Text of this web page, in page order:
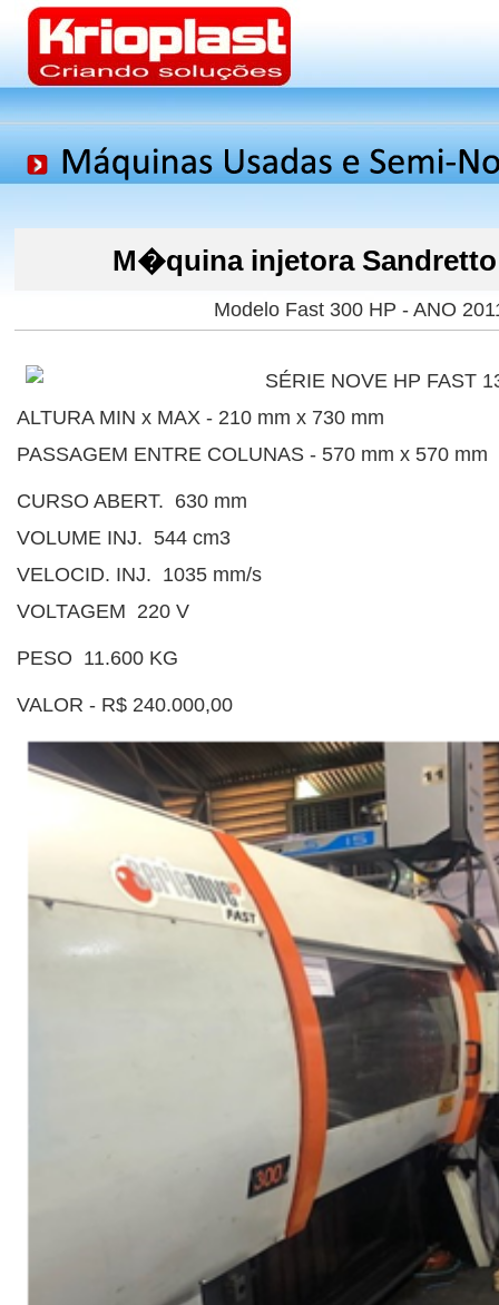
M�quina injetora
Modelo Fast 300 HP - ANO
SÉRIE NOVE HP FAST
ALTURA MIN x MAX - 210 mm x 730 mm
PASSAGEM ENTRE COLUNAS - 570 mm x 570 mm
CURSO ABERT. 630 mm
VOLUME INJ. 544 cm3
VELOCID. INJ. 1035 mm/s
VOLTAGEM 220 V
PESO 11.600 KG
VALOR - R$ 240.000,00